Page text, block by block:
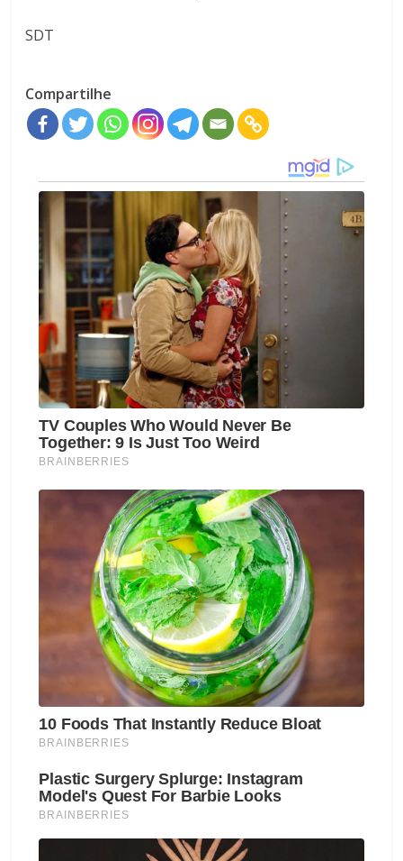
SDT
Compartilhe